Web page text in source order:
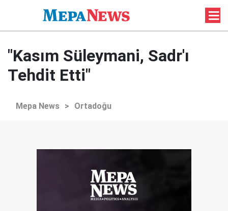
"Kasım Süleymani, Sadr'ı
Tehdit Etti"
Mepa News > Ortadoğu